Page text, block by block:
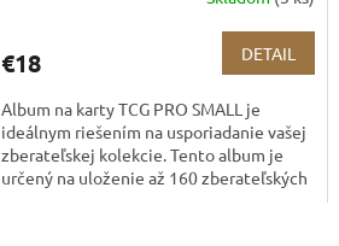
€18 DETAIL
Album na karty TCG PRO SMALL je
ideálnym riešením na usporiadanie vašej
zberateľskej kolekcie. Tento album je
určený na uloženie až 160 zberateľských